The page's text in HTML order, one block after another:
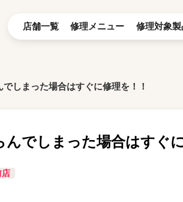
店舗一覧 修理メニュー 修理対象製
しまった場合はすぐに修理を！！
でしまった場合はすぐ
店